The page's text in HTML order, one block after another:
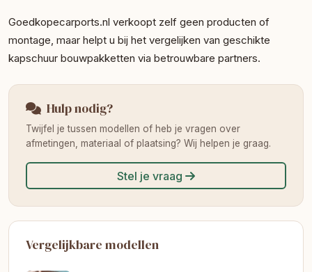
Goedkopecarports.nl verkoopt zelf geen producten of
montage, maar helpt u bij het vergelijken van geschikte
kapschuur bouwpakketten via betrouwbare partners.
Hulp nodig?
Twijfel je tussen modellen of heb je vragen over
afmetingen, materiaal of plaatsing? Wij helpen je graag.
Stel je vraag
Vergelijkbare modellen